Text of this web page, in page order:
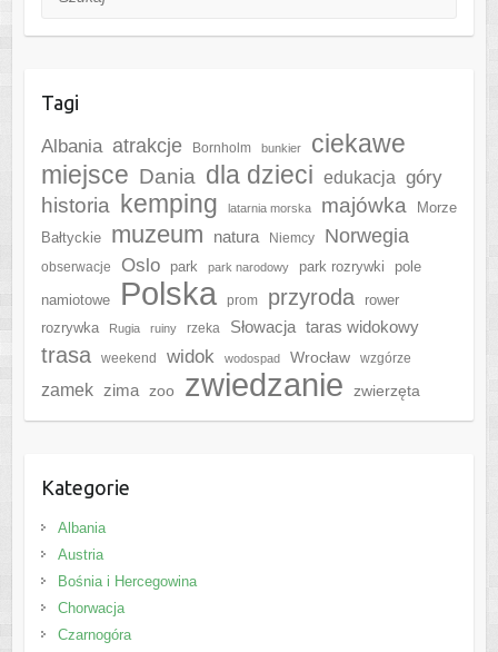
Tagi
Albania atrakcje Bornholm bunkier
ciekawe
miejsce Dania dla dzieci edukacja góry
historia kemping latarnia morska majówka
Morze
Bałtyckie
muzeum natura Niemcy Norwegia
obserwacje Oslo park park narodowy park rozrywki
pole
namiotowe
Polska prom przyroda
rower
rozrywka
Rugia ruiny rzeka Słowacja taras widokowy
trasa weekend widok wodospad Wrocław wzgórze
zamek zima zoo zwiedzanie zwierzęta
Kategorie
Albania
Austria
Bośnia i Hercegowina
Chorwacja
Czarnogóra